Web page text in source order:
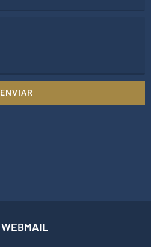
ENVIAR
WEBMAIL